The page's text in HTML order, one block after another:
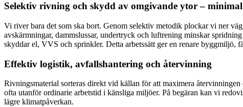
Selektiv rivning och skydd av omgivande ytor –
Vi river bara det som ska bort. Genom selektiv metodik plockar vi ner
avskärmningar, dammslussar, undertryck och luftrening minskar
skyddar el, VVS och sprinkler. Detta arbetssätt ger en renare byggmiljö,
Effektiv logistik, avfallshantering och återvinning
Rivningsmaterial sorteras direkt vid källan för att maximera
ofta utanför ordinarie arbetstid i känsliga miljöer. På begäran kan vi
lägre klimatpåverkan.